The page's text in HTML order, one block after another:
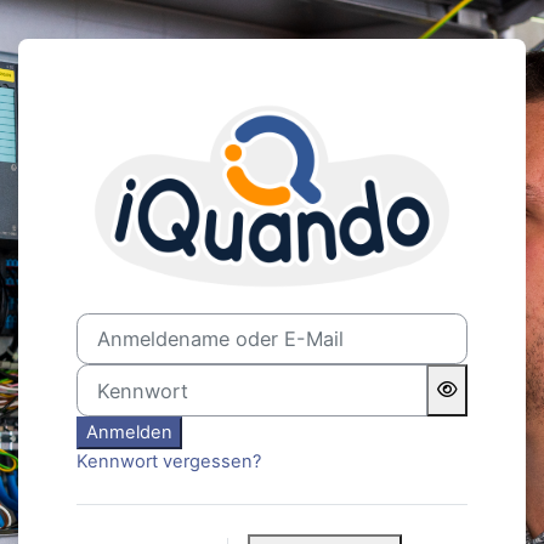
Zum Hauptinhalt
Anmelden bei 'Gepr.
Anmeldename oder E-Mail
Kennwort
Anmelden
Kennwort vergessen?